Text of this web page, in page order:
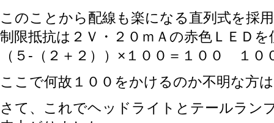
このことから配線も楽になる直列式を採
制限抵抗は２Ｖ・２０ｍＡの赤色ＬＥＤ
（５-（２＋２））×１００＝１００ １
ここで何故１００をかけるのか不明な方は
さて、これでヘッドライトとテールラン